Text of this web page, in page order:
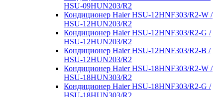
HSU-09HUN203/R2
Кондиционер Haier HSU-12HNF303/R2-W /
HSU-12HUN203/R2
Кондиционер Haier HSU-12HNF303/R2-G /
HSU-12HUN203/R2
Кондиционер Haier HSU-12HNF303/R2-B /
HSU-12HUN203/R2
Кондиционер Haier HSU-18HNF303/R2-W /
HSU-18HUN303/R2
Кондиционер Haier HSU-18HNF303/R2-G /
HSU-18HUN303/R2